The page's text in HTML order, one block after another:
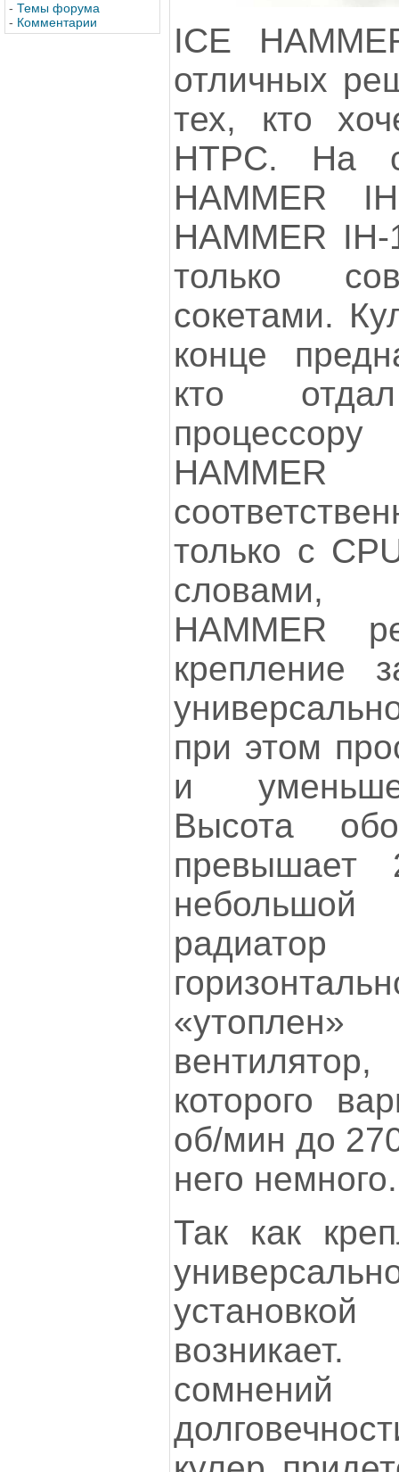
- Темы форума
- Комментарии
ICE
отличных
тех, кто
НТРС. На
HAMMER
HAMMER
только
сокетами.
конце
кто
только с
словами,
HAMMER
крепление
при этом
и
Высота
вентилятор,
которого
об/мин до
него немного.
Так как